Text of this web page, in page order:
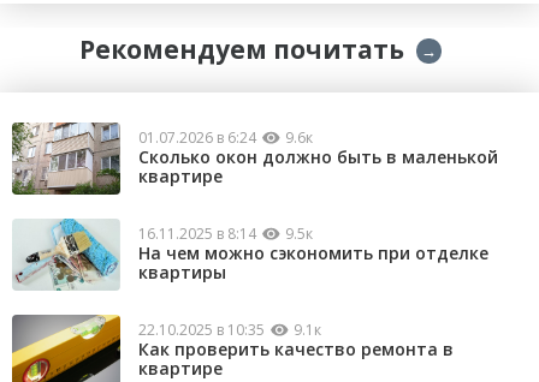
Рекомендуем почитать →
01.07.2026 в 6:24 9.6к
Сколько окон должно быть в маленькой
квартире
16.11.2025 в 8:14 9.5к
На чем можно сэкономить при отделке
квартиры
22.10.2025 в 10:35 9.1к
Как проверить качество ремонта в
квартире